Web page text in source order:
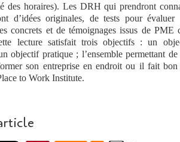
des horaires). Les DRH qui prendront
d’idées originales, de tests pour
concrets et de témoignages issus de PME
lecture satisfait trois objectifs : un
objectif pratique ; l’ensemble permettant de
son entreprise en endroit ou il fait
to Work Institute.